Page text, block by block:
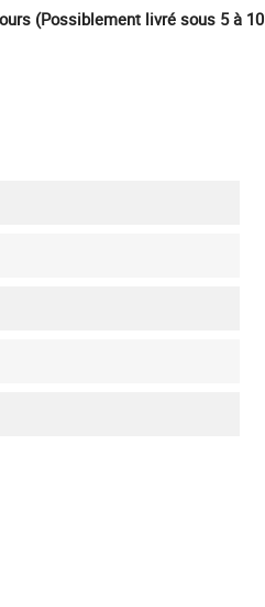
(Possiblement livré sous 5 à 10